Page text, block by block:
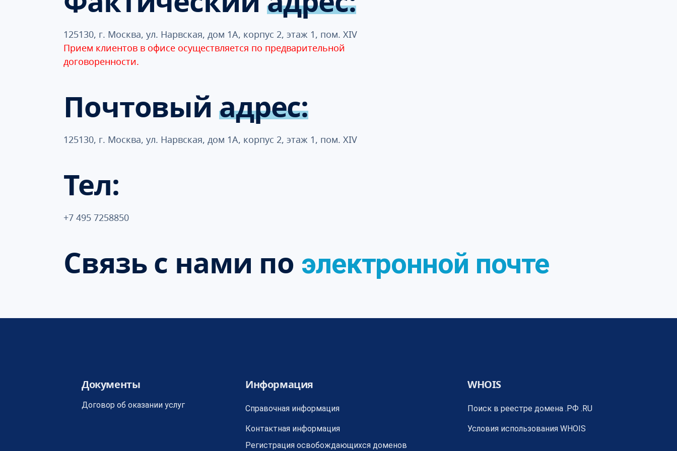
125130, г. Москва, ул. Нарвская, дом 1А, корпус 2, этаж 1, пом. XIV
Прием клиентов в офисе осуществляется по предварительной
договоренности.
Почтовый адрес:
125130, г. Москва, ул. Нарвская, дом 1А, корпус 2, этаж 1, пом. XIV
Тел:
+7 495 7258850
Связь с нами по электронной почте
Документы
Договор об оказании услуг
Информация
Справочная информация
Контактная информация
Регистрация освобождающихся доменов
WHOIS
Поиск в реестре домена .РФ .RU
Условия использования WHOIS